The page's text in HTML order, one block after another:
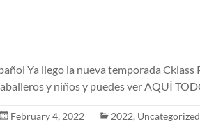
Ya llego la nueva temporada
y niños y puedes ver AQUÍ
February 4, 2022 2022, Uncategorized